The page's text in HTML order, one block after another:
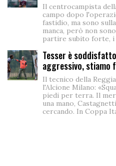
Il centrocampista
campo dopo
fastidio, ma sono
manca, però non
partire subito forte, i
Tesser è
aggressivo, stiamo
Il tecnico della
l'Alcione Milano:
piedi per terra. Il
una mano,
cercando. In Coppa